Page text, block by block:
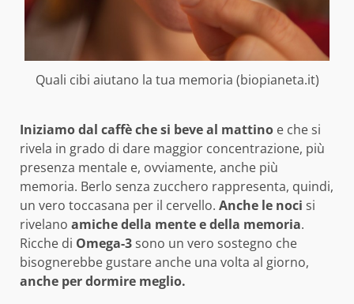
Quali cibi aiutano la tua memoria (biopianeta.it)
Iniziamo dal caffè che si beve al mattino e che si
rivela in grado di dare maggior concentrazione, più
presenza mentale e, ovviamente, anche più
memoria. Berlo senza zucchero rappresenta, quindi,
un vero toccasana per il cervello. Anche le noci si
rivelano amiche della mente e della memoria.
Ricche di Omega-3sono un vero sostegno che
bisognerebbe gustare anche una volta al giorno,
anche per dormire meglio.